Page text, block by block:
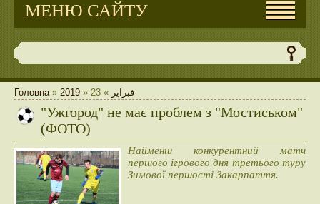
МЕНЮ САЙТУ
Головна» 2019 » فبراير »
23
"Ужгород" не має проблем з "Мостиськом"
(ФОТО)
Найменш конкурентний матч
першого ігрового дня третього туру
Зимової першості Закарпаття.